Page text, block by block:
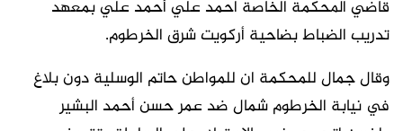
قاضي المحكمة الخاصة احمد علي أحمد علي بمعهد
تدريب الضباط بضاحية أركويت شرق الخرطوم.
وقال جمال للمحكمة ان للمواطن حاتم الوسلية دون بلاغ
في نيابة الخرطوم شمال ضد عمر حسن أحمد البشير